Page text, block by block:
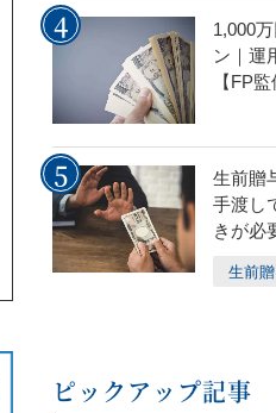
1,000
ン｜運
【FP監
生前贈
手渡し
きが必
生前
ピックアップ記事